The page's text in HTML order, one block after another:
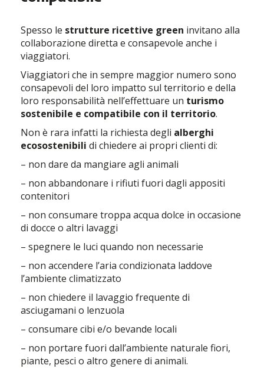
Spesso le strutture ricettive green invitano alla
collaborazione diretta e consapevole anche i
viaggiatori.
Viaggiatori che in sempre maggior numero sono
consapevoli del loro impatto sul territorio e della
loro responsabilità nell’effettuare un turismo
sostenibile e compatibile con il territorio.
Non è rara infatti la richiesta degli alberghi
ecosostenibili di chiedere ai propri clienti di:
– non dare da mangiare agli animali
– non abbandonare i rifiuti fuori dagli appositi
contenitori
– non consumare troppa acqua dolce in occasione
di docce o altri lavaggi
– spegnere le luci quando non necessarie
– non accendere l’aria condizionata laddove
l’ambiente climatizzato
– non chiedere il lavaggio frequente di
asciugamani o lenzuola
– consumare cibi e/o bevande locali
– non portare fuori dall’ambiente naturale fiori,
piante, pesci o altro genere di animali.